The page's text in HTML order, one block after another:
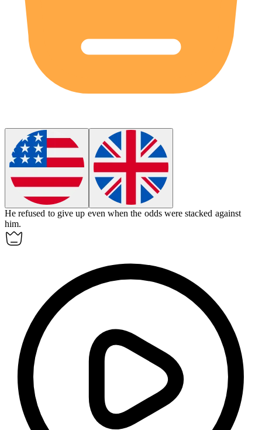
He refused to give up even when the odds were stacked against
him.